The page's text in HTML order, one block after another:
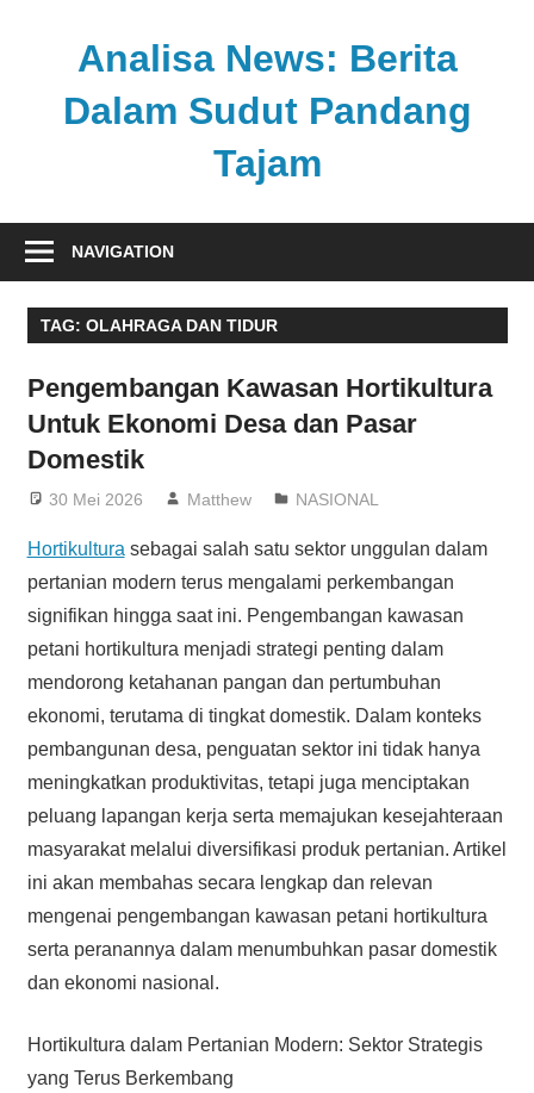
Analisa News: Berita
Dalam Sudut Pandang
Tajam
kritis
akurat
dari
politik,
dan
olahraga
NAVIGATION
TAG: OLAHRAGA DAN TIDUR
Pengembangan Kawasan Hortikultura
Untuk Ekonomi Desa dan Pasar
Domestik
30 Mei 2026 Matthew NASIONAL
Hortikultura sebagai salah satu sektor unggulan dalam
pertanian modern terus mengalami perkembangan
signifikan hingga saat ini. Pengembangan kawasan
petani hortikultura menjadi strategi penting dalam
mendorong ketahanan pangan dan pertumbuhan
ekonomi, terutama di tingkat domestik. Dalam konteks
pembangunan desa, penguatan sektor ini tidak hanya
meningkatkan produktivitas, tetapi juga menciptakan
peluang lapangan kerja serta memajukan kesejahteraan
masyarakat melalui diversifikasi produk pertanian. Artikel
ini akan membahas secara lengkap dan relevan
mengenai pengembangan kawasan petani hortikultura
serta peranannya dalam menumbuhkan pasar domestik
dan ekonomi nasional.
Hortikultura dalam Pertanian Modern: Sektor Strategis
yang Terus Berkembang